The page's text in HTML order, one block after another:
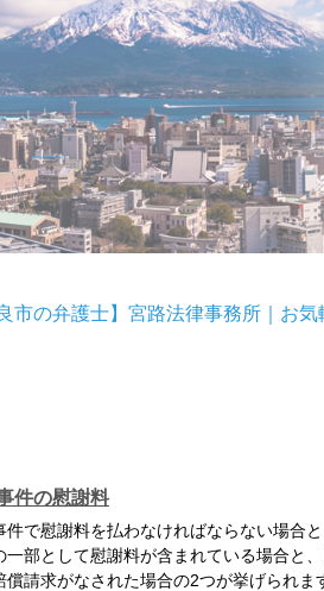
良市の弁護士】宮路法律事務所｜お
件の慰謝料
件で慰謝料を払わなければならない場合
一部として慰謝料が含まれている場合と
償請求がなされた場合の2つが挙げられ